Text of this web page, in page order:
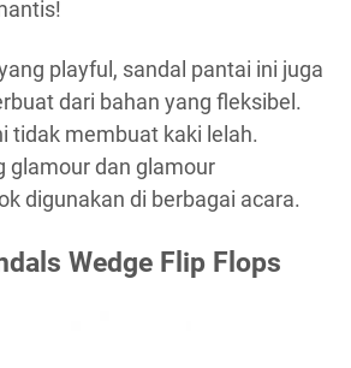
playful, sandal pantai ini juga
dari bahan yang fleksibel.
tidak membuat kaki lelah.
glamour dan glamour
digunakan di berbagai acara.
Wedge Flip Flops